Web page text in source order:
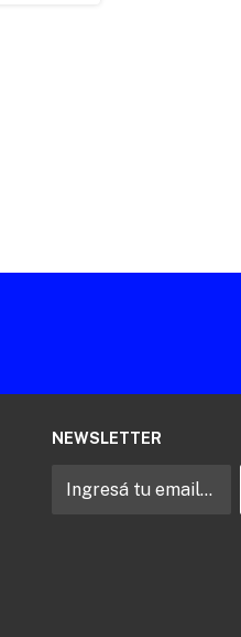
NEWSLETTER